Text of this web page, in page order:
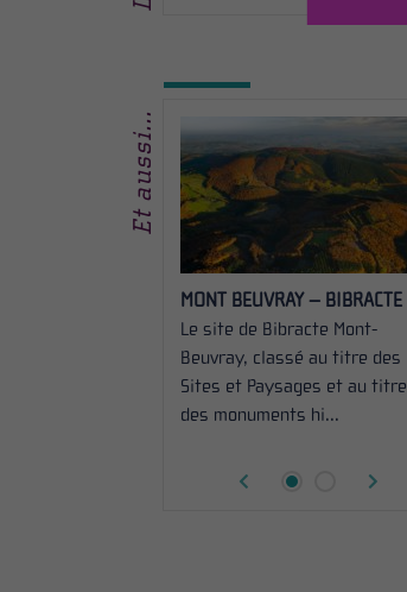
Et aussi...
MONT BEUVRAY – BIBRACTE
Le site de Bibracte Mont-
Beuvray, classé au titre des
Sites et Paysages et au titre
des monuments hi...